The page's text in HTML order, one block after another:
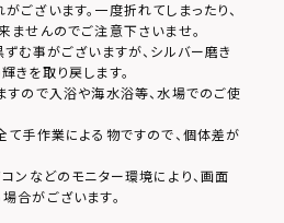
ざいます。一度折れてしまったり、
ませんのでご注意下さいませ。
む事がございますが、シルバー磨き
きを取り戻します。
すので入浴や海水浴等、水場でのご使
手作業による物ですので、個体差が
ンなどのモニター環境により、画面
合がございます。